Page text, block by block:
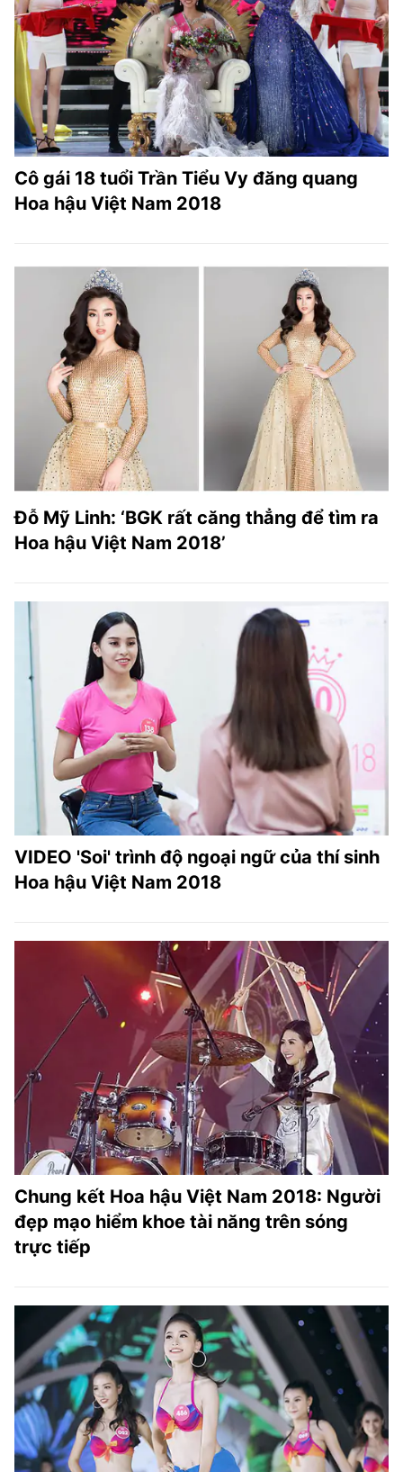
Cô gái 18 tuổi Trần Tiểu Vy đăng quang
Hoa hậu Việt Nam 2018
Đỗ Mỹ Linh: ‘BGK rất căng thẳng để tìm ra
Hoa hậu Việt Nam 2018’
VIDEO 'Soi' trình độ ngoại ngữ của thí sinh
Hoa hậu Việt Nam 2018
Chung kết Hoa hậu Việt Nam 2018: Người
đẹp mạo hiểm khoe tài năng trên sóng
trực tiếp